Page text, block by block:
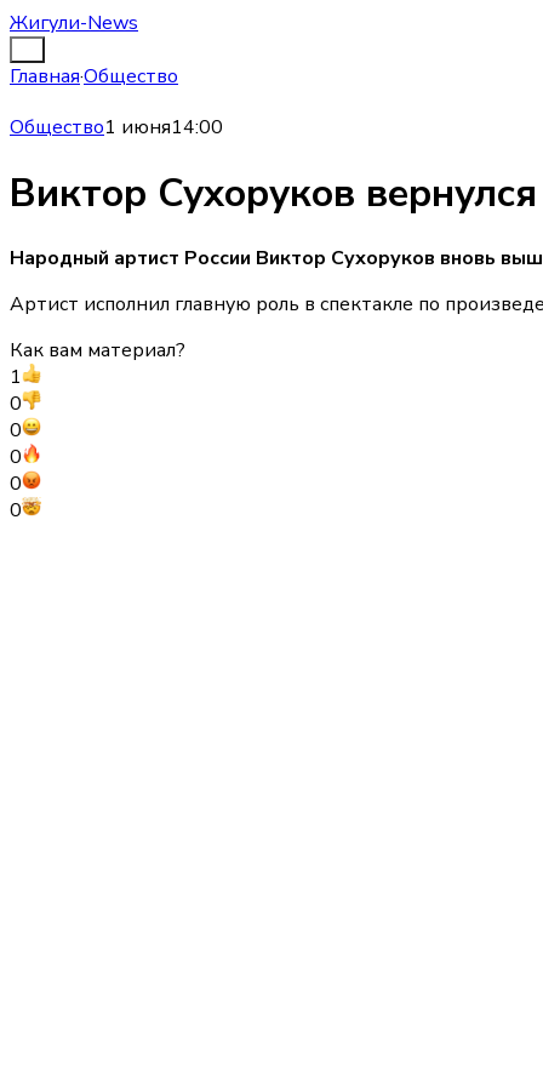
Жигули-News
Главная·Общество
Общество1 июня14:00
Виктор Сухоруков
Народный артист России Виктор Сухоруков вновь
Артист исполнил главную роль в спектакле по
Как вам материал?
1
0
0
0
0
0